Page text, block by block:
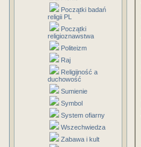
Początki badań
religii PL
Początki
religioznawstwa
Politeizm
Raj
Religijność a
duchowość
Sumienie
Symbol
System ofiarny
Wszechwiedza
Zabawa i kult